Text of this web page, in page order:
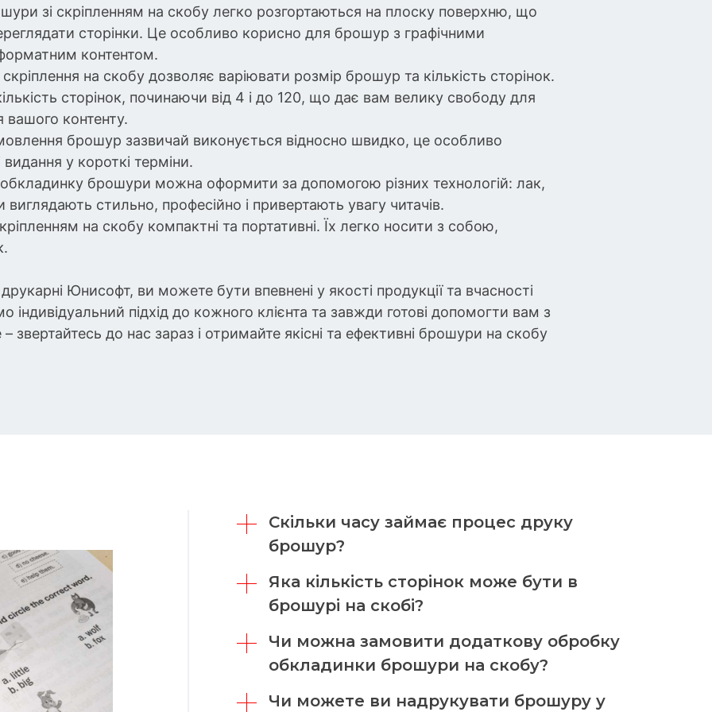
зі скріпленням на скобу легко розгортаються на плоску поверхню, що
сторінки. Це особливо корисно для брошур з графічними
контентом.
на скобу дозволяє варіювати розмір брошур та кількість сторінок.
сторінок, починаючи від 4 і до 120, що дає вам велику свободу для
вашого контенту.
брошур зазвичай виконується відносно швидко, це особливо
у короткі терміни.
обкладинку брошури можна оформити за допомогою різних технологій: лак,
стильно, професійно і привертають увагу читачів.
на скобу компактні та портативні. Їх легко носити з собою,
Юнисофт, ви можете бути впевнені у якості продукції та вчасності
підхід до кожного клієнта та завжди готові допомогти вам з
звертайтесь до нас зараз і отримайте якісні та ефективні брошури на скобу
Скільки часу займає процес друку
брошур?
Яка кількість сторінок може бути в
брошурі на скобі?
Чи можна замовити додаткову обробку
обкладинки брошури на скобу?
Чи можете ви надрукувати брошуру у